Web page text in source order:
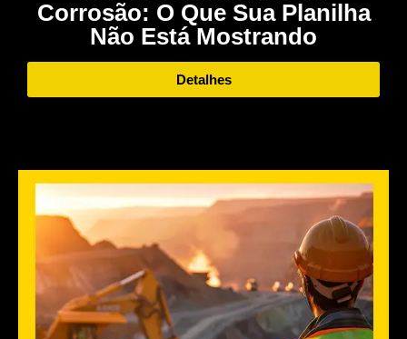
Corrosão: O Que Sua Planilha
Não Está Mostrando
Detalhes